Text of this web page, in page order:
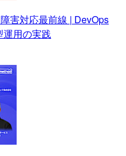
害対応最前線 | DevOps
用の実践